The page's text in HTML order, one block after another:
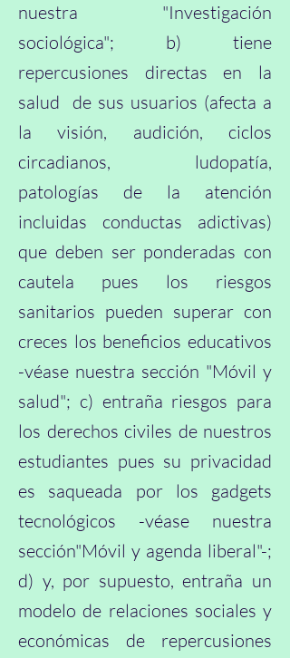
nuestra "Investigación
sociológica"; b) tiene
repercusiones directas en la
salud de sus usuarios (afecta a
la visión, audición, ciclos
circadianos, ludopatía,
patologías de la atención
incluidas conductas adictivas)
que deben ser ponderadas con
cautela pues los riesgos
sanitarios pueden superar con
creces los beneficios educativos
-véase nuestra sección "Móvil y
salud"; c) entraña riesgos para
los derechos civiles de nuestros
estudiantes pues su privacidad
es saqueada por los gadgets
tecnológicos -véase nuestra
sección"Móvil y agenda liberal"-;
d) y, por supuesto, entraña un
modelo de relaciones sociales y
económicas de repercusiones